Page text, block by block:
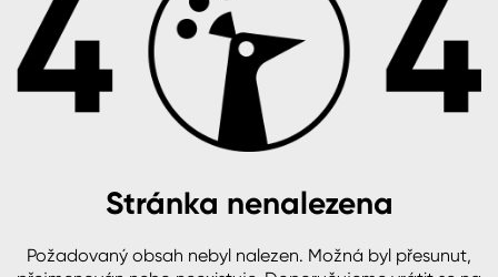
Aktuality
Reference
O společnosti
B2B +420 800 145 555Po – Pá: 8:00–15:00
Dřevo
Beton, asfalt, minerální podklady
Plast, sklo, keramika
Stěny
Colorlak Dekor
Colorlak Profi
Colorlak Pta
Stránka nenalezena
Požadovaný obsah nebyl nalezen. Možná byl přesunut,